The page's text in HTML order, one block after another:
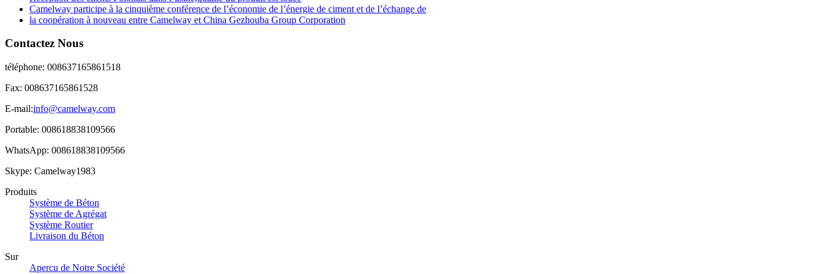
Camelway participe à la cinquième conférence de l’économie de l’énergie de ciment et de l’échange de
la coopération à nouveau entre Camelway et China Gezhouba Group Corporation
Contactez Nous
téléphone: 008637165861518
Fax: 008637165861528
E-mail:info@camelway.com
Portable: 008618838109566
WhatsApp: 008618838109566
Skype: Camelway1983
Produits
Système de Béton
Système de Agrégat
Système Routier
Livraison du Béton
Sur
Apercu de Notre Société